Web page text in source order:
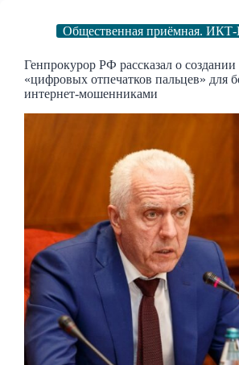
Общественная приёмная.
Генпрокурор РФ рассказал о создании
«цифровых отпечатков пальцев» для
интернет-мошенниками